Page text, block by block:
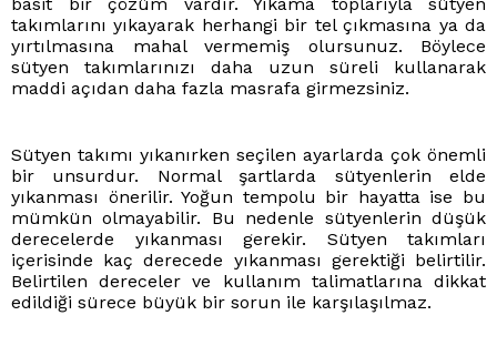
takımlarını yıkayarak herhangi bir tel çıkmasına ya da
yırtılmasına mahal vermemiş olursunuz. Böylece
sütyen takımlarınızı daha uzun süreli kullanarak
maddi açıdan daha fazla masrafa girmezsiniz.
Sütyen takımı yıkanırken seçilen ayarlarda çok önemli
bir unsurdur. Normal şartlarda sütyenlerin elde
yıkanması önerilir. Yoğun tempolu bir hayatta ise bu
mümkün olmayabilir. Bu nedenle sütyenlerin düşük
derecelerde yıkanması gerekir. Sütyen takımları
içerisinde kaç derecede yıkanması gerektiği belirtilir.
Belirtilen dereceler ve kullanım talimatlarına dikkat
edildiği sürece büyük bir sorun ile karşılaşılmaz.